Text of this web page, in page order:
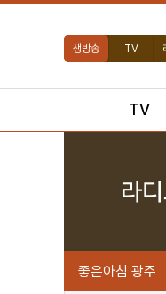
생방송 TV
TV
라
좋은아침 광주